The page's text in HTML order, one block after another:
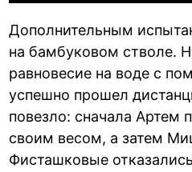
Дополнительным
на бамбуковом стволе.
равновесие на воде с
успешно прошел
повезло: сначала Артем
своим весом, а затем
Фисташковые